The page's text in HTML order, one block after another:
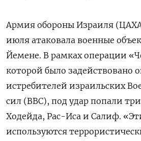
Армия обороны Израиля
июля атаковала военные
Йемене. В рамках операции
которой было задействовано
истребителей израильских
сил (ВВС), под удар попали
Ходейда, Рас-Иса и Салиф.
используются